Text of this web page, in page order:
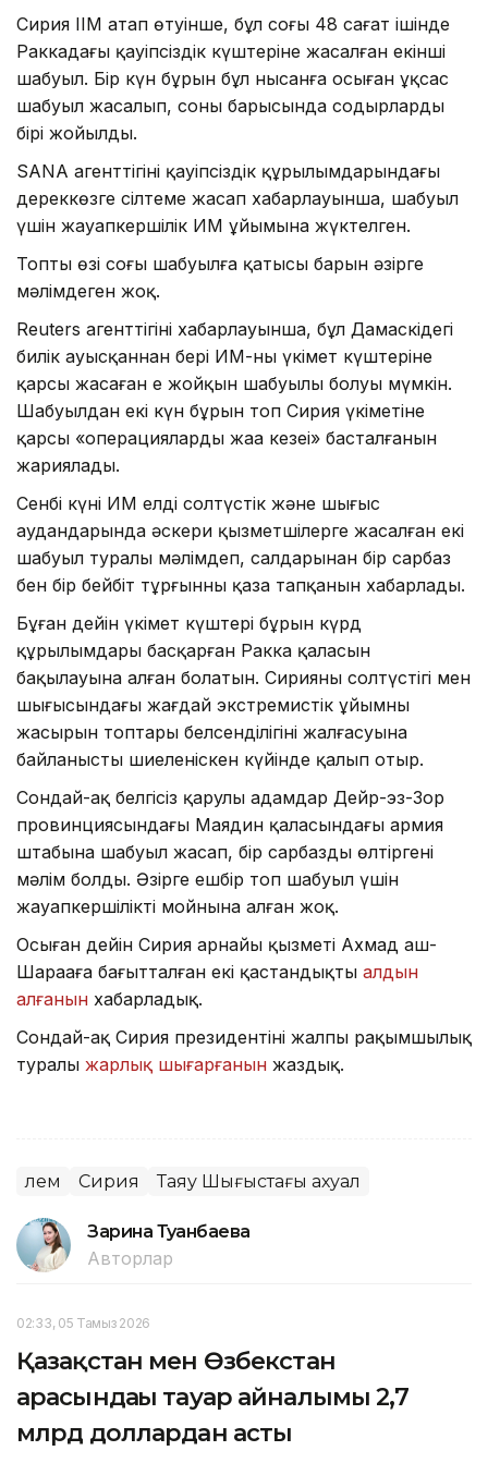
Сирия ІІМ атап өтуінше, бұл соңғы 48 сағат ішінде
Раккадағы қауіпсіздік күштеріне жасалған екінші
шабуыл. Бір күн бұрын бұл нысанға осыған ұқсас
шабуыл жасалып, соның барысында содырлардың
бірі жойылды.
SANA агенттігінің қауіпсіздік құрылымдарындағы
дереккөзге сілтеме жасап хабарлауынша, шабуыл
үшін жауапкершілік ИМ ұйымына жүктелген.
Топтың өзі соңғы шабуылға қатысы барын әзірге
мәлімдеген жоқ.
Reuters агенттігінің хабарлауынша, бұл Дамаскідегі
билік ауысқаннан бері ИМ-ның үкімет күштеріне
қарсы жасаған ең жойқын шабуылы болуы мүмкін.
Шабуылдан екі күн бұрын топ Сирия үкіметіне
қарсы «операциялардың жаңа кезеңі» басталғанын
жариялады.
Сенбі күні ИМ елдің солтүстік және шығыс
аудандарында әскери қызметшілерге жасалған екі
шабуыл туралы мәлімдеп, салдарынан бір сарбаз
бен бір бейбіт тұрғынның қаза тапқанын хабарлады.
Бұған дейін үкімет күштері бұрын күрд
құрылымдары басқарған Ракка қаласын
бақылауына алған болатын. Сирияның солтүстігі мен
шығысындағы жағдай экстремистік ұйымның
жасырын топтары белсенділігінің жалғасуына
байланысты шиеленіскен күйінде қалып отыр.
Сондай-ақ белгісіз қарулы адамдар Дейр-эз-Зор
провинциясындағы Маядин қаласындағы армия
штабына шабуыл жасап, бір сарбазды өлтіргені
мәлім болды. Әзірге ешбір топ шабуыл үшін
жауапкершілікті мойнына алған жоқ.
Осыған дейін Сирия арнайы қызметі Ахмад аш-
Шарааға бағытталған екі қастандықтың алдын
алғанын хабарладық.
Сондай-ақ Сирия президентінің жалпы рақымшылық
туралы жарлық шығарғанын жаздық.
Әлем Сирия Таяу Шығыстағы ахуал
Зарина Туғанбаева
Авторлар
02:33, 05 Тамыз 2026
Қазақстан мен Өзбекстан
арасындағы тауар айналымы 2,7
млрд доллардан асты